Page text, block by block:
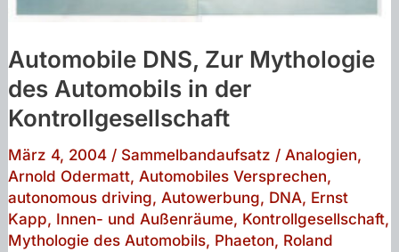
Automobile DNS, Zur Mythologie
des Automobils in der
Kontrollgesellschaft
März 4, 2004 / Sammelbandaufsatz /Analogien,
Arnold Odermatt,Automobiles Versprechen,
autonomous driving,Autowerbung, DNA, Ernst
Kapp, Innen- und Außenräume, Kontrollgesellschaft,
Mythologie des Automobils, Phaeton, Roland